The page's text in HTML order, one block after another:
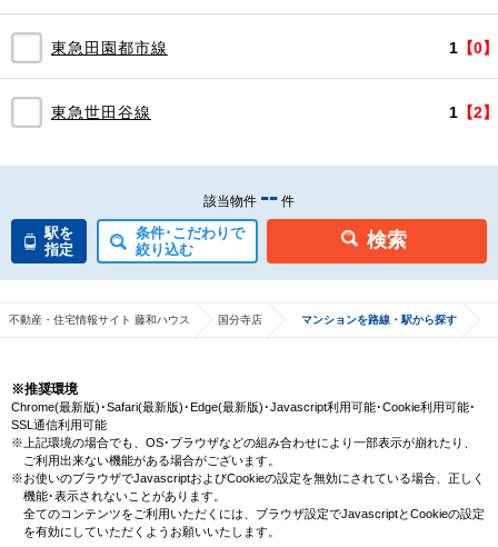
東急田園都市線 【0】
1
東急世田谷線 【2】
1
該当物件 -- 件
駅を
指定
条件･こだわりで
絞り込む
検索
不動産・住宅情報サイト 藤和ハウス 国分寺店 マンションを路線・駅から探す
※推奨環境
Chrome(最新版)･Safari(最新版)･Edge(最新版)･Javascript利用可能･Cookie利用可能･
SSL通信利用可能
※上記環境の場合でも、OS･ブラウザなどの組み合わせにより一部表示が崩れたり、
ご利用出来ない機能がある場合がございます。
※お使いのブラウザでJavascriptおよびCookieの設定を無効にされている場合、正しく
機能･表示されないことがあります。
全てのコンテンツをご利用いただくには、ブラウザ設定でJavascriptとCookieの設定
を有効にしていただくようお願いいたします。